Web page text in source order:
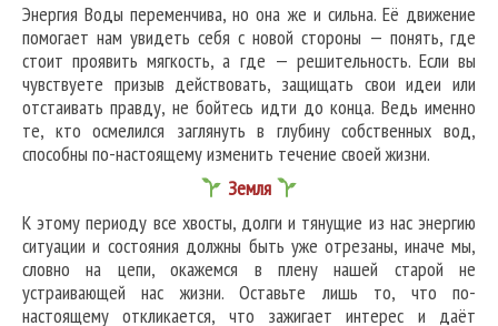
Энергия Воды переменчива, но она же и сильна. Её движение
помогает нам увидеть себя с новой стороны — понять, где
стоит проявить мягкость, а где — решительность. Если вы
чувствуете призыв действовать, защищать свои идеи или
отстаивать правду, не бойтесь идти до конца. Ведь именно
те, кто осмелился заглянуть в глубину собственных вод,
способны по-настоящему изменить течение своей жизни.
Земля
К этому периоду все хвосты, долги и тянущие из нас энергию
ситуации и состояния должны быть уже отрезаны, иначе мы,
словно на цепи, окажемся в плену нашей старой не
устраивающей нас жизни. Оставьте лишь то, что по-
настоящему откликается, что зажигает интерес и даёт